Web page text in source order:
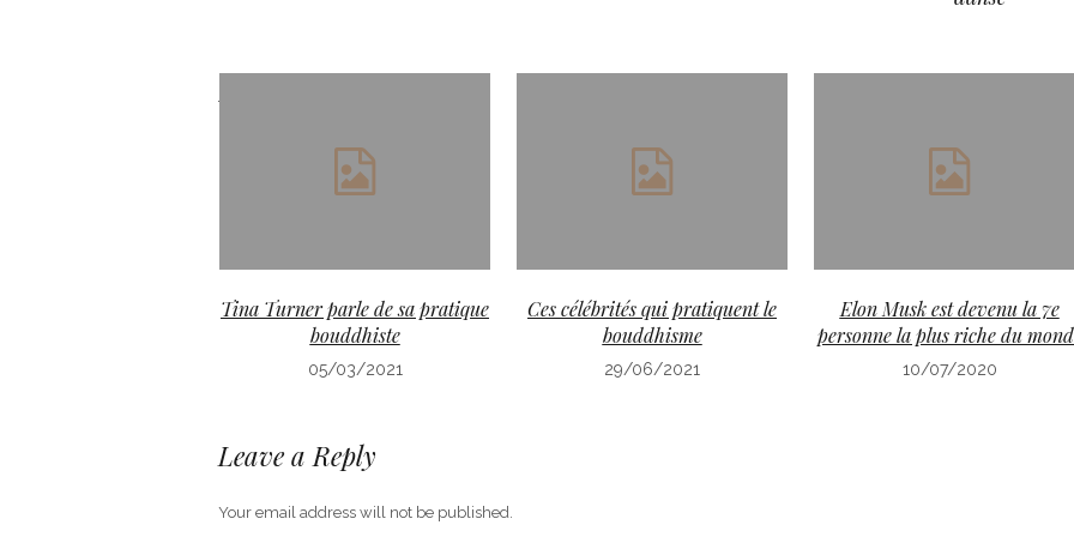
More posts
Tina Turner parle de sa pratique
bouddhiste
05/03/2021
Ces célébrités qui pratiquent le
bouddhisme
29/06/2021
Elon Musk est devenu la 7e
personne la plus riche du
10/07/2020
Leave a Reply
Your email address will not be published.